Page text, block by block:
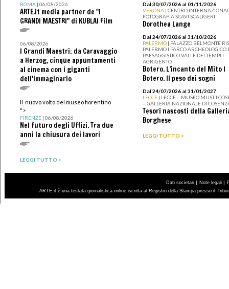
ROMA| 06/08/2026
ARTE.it media partner de "I
GRANDI MAESTRI" di KUBLAI Film
06/08/2026
I Grandi Maestri: da Caravaggio
a Herzog, cinque appuntamenti
al cinema con i giganti
dell'immaginario
Il nuovo volto del museo fiorentino
">
FIRENZE| 06/08/2026
Nel futuro degli Uffizi. Tra due
anni la chiusura dei lavori
LEGGI TUTTO >
Dal 30/07/2026 al 01/11/2026
VERONA | CENTRO
FOTOGRAFIA SCAVI SCALIGERI
Dorothea Lange
Dal 24/07/2026 al 31/10/2026
PALERMO | PALAZZO BELMONTE
PALERMO I PARCO ARCHEOLOGICO
PAESAGGISTICO VALLE DEI TEMPLI -
AGRIGENTO
Botero. L’incanto del Mito I
Botero. Il peso dei sogni
Dal 24/07/2026 al 31/01/2027
LECCE | LECCE – MUSEO MUST I
– GALLERIA NAZIONALE DI
Tesori nascosti della
Borghese
LEGGI TUTTO >
Dati societari | Note legali |
ARTE.it è una testata giornalistica online iscritta al Registro della Stampa presso il